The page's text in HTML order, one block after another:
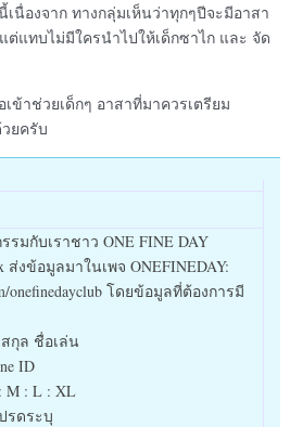
นื่องจาก ทางกลุ่มเห็นว่าทุกๆปีจะมีอาสา
แทบไม่มีใครนำไปให้เด็กซาไก และ จัด
ข้าช่วยเด็กๆ อาสาที่มาควรเตรียม
ยครับ
มกับเราชาว ONE FINE DAY
ส่งข้อมูลมาในเพจ ONEFINEDAY:
onefinedayclub โดยข้อมูลที่ต้องการมี
กุล ชื่อเล่น
ID
M : L : XL
รดระบุ